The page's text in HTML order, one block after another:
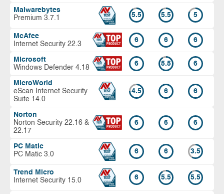
Malwarebytes
Premium 3.7.1
5.5 5.5 5
McAfee
Internet Security 22.3
6 6 6
Microsoft
Windows Defender 4.18
6 5.5 6
MicroWorld
eScan Internet Security
Suite 14.0
4.5 6 6
Norton
Norton Security 22.16 &
22.17
6 6 6
PC Matic
PC Matic 3.0
6 6 3.5
Trend Micro
Internet Security 15.0
6 5.5 5.5